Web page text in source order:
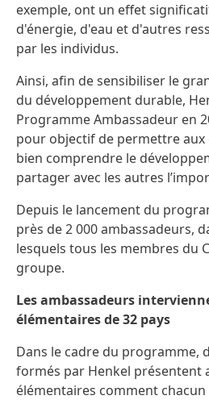
exemple, ont un effet
d'énergie, d'eau et d'autres
par les individus.
Ainsi, afin de sensibiliser le
du développement durable,
Programme Ambassadeur en
pour objectif de permettre aux
bien comprendre le
partager avec les autres
Depuis le lancement du
près de 2 000 ambassadeurs,
lesquels tous les membres du
groupe.
Les ambassadeurs
élémentaires de 32 pays
Dans le cadre du programme,
formés par Henkel présentent
élémentaires comment